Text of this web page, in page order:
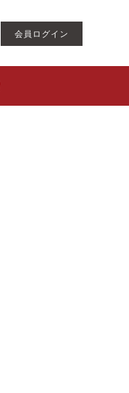
会員ログイン